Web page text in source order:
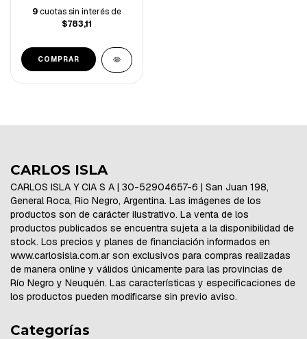
9cuotas sin interés de
$783,11
COMPRAR
CARLOS ISLA
CARLOS ISLA Y CIA S A | 30-52904657-6 | San Juan 198,
General Roca, Rio Negro, Argentina. Las imágenes de los
productos son de carácter ilustrativo. La venta de los
productos publicados se encuentra sujeta a la disponibilidad de
stock. Los precios y planes de financiación informados en
www.carlosisla.com.ar son exclusivos para compras realizadas
de manera online y válidos únicamente para las provincias de
Río Negro y Neuquén. Las características y especificaciones de
los productos pueden modificarse sin previo aviso.
Categorías